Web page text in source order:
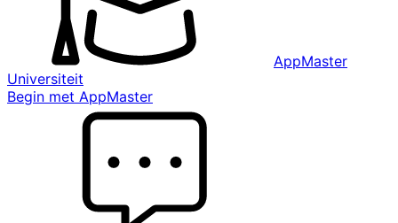
AppMaster
Universiteit
Begin met AppMaster